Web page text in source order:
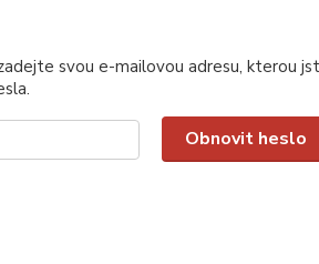
svou e-mailovou adresu, kterou
Obnovit heslo